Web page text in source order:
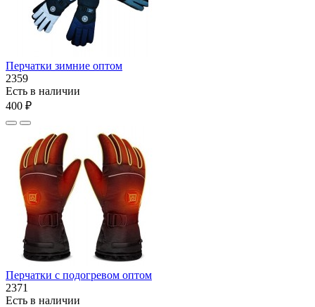
Перчатки зимние оптом
2359
Есть в наличии
400 ₽
Перчатки с подогревом оптом
2371
Есть в наличии